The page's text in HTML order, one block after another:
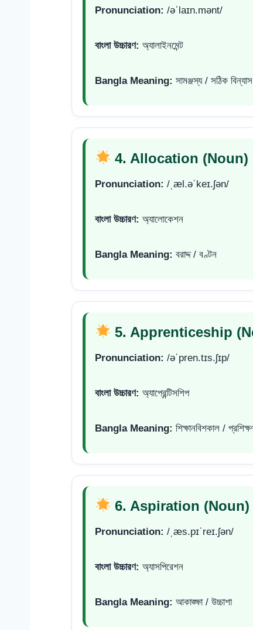
Pronunciation: /əˈlaɪn.mənt/
বাংলা উচ্চারণ: অ্যালাইনমেন্ট
Bangla Meaning: সামঞ্জস্য / সঠিক বিন্যাস
4. Allocation (Noun)
Pronunciation: /ˌæl.əˈkeɪ.ʃən/
বাংলা উচ্চারণ: অ্যালোকেশন
Bangla Meaning: বরাদ্দ / বণ্টন
5. Apprenticeship
Pronunciation: /əˈpren.tɪs.ʃɪp/
বাংলা উচ্চারণ: অ্যাপ্রেন্টিসশিপ
Bangla Meaning: শিক্ষানবিশকাল /
6. Aspiration (Noun)
Pronunciation: /ˌæs.pɪˈreɪ.ʃən/
বাংলা উচ্চারণ: অ্যাসপিরেশন
Bangla Meaning: আকাঙ্ক্ষা / উচ্চাশা